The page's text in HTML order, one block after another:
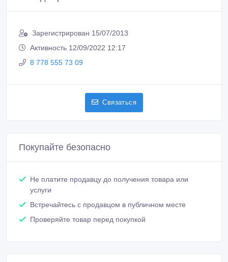
Зарегистрирован 15/07/2013
Активность 12/09/2022 12:17
8 778 555 73 09
Связаться
Покупайте безопасно
Не платите продавцу до получения товара или
услуги
Встречайтесь с продавцом в публичном месте
Проверяйте товар перед покупкой